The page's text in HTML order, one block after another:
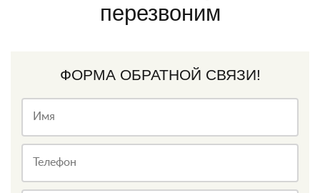
перезвоним
ФОРМА ОБРАТНОЙ СВЯЗИ!
Имя
Телефон